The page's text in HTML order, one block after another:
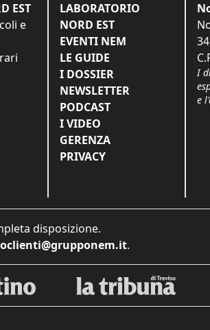
EST
e
LABORATORIO
NORD EST
EVENTI NEM
LE GUIDE
I DOSSIER
NEWSLETTER
PODCAST
I VIDEO
GERENZA
PRIVACY
I
e
disposizione.
.